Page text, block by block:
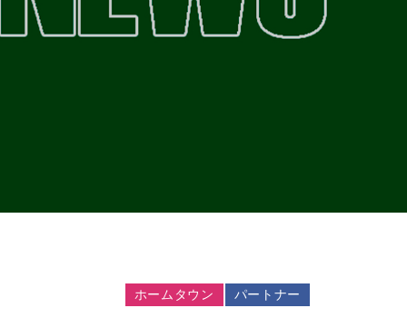
パートナー
ホームタウン